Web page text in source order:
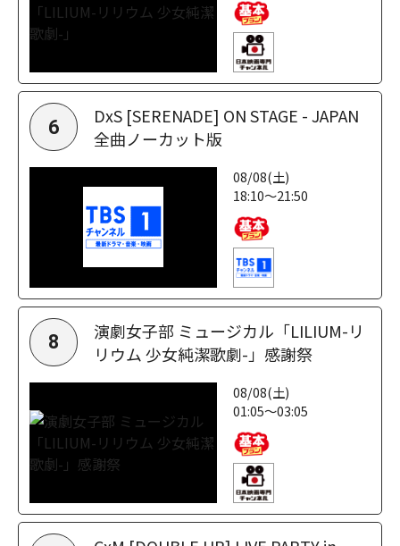
6
DxS [SERENADE] ON STAGE - JAPAN
全曲ノーカット版
08/08(土)
18:10～21:50
8
演劇女子部 ミュージカル「LILIUM-リ
リウム 少女純潔歌劇-」感謝祭
08/08(土)
01:05～03:05